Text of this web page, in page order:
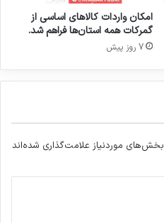
امکان واردات کالاهای اساسی از
گمرکات همه استان‌ها فراهم شد.
7 روز پیش
بخش‌های موردنیاز علامت‌گذاری شده‌اند